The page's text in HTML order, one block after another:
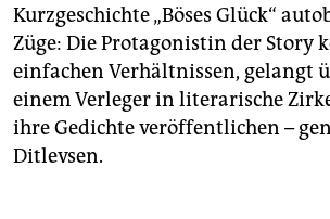
Kurzgeschichte „Böses Glück“
Züge: Die Protagonistin der Story
einfachen Verhältnissen, gelangt
einem Verleger in literarische
ihre Gedichte veröffentlichen –
Ditlevsen.